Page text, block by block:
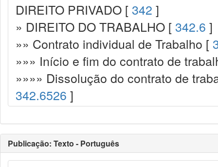
DIREITO PRIVADO [ 342 ]
» DIREITO DO TRABALHO [ 342.6 ]
»» Contrato individual de Trabalho [
»»» Início e fim do contrato de
»»»» Dissolução do contrato de
342.6526 ]
Publicação: Texto - Português